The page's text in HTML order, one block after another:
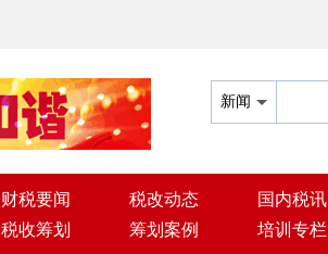
财税要闻 税改动态 国内税讯
税收筹划 筹划案例 培训专栏